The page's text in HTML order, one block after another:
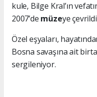
kule, Bilge Kral’ın
2007’de müzeye
Özel eşyaları,
Bosna savaşına ait
sergileniyor.